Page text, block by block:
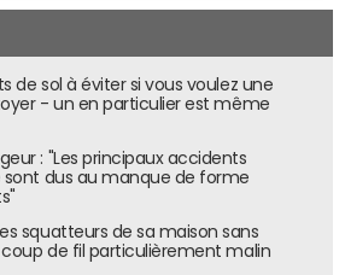
de sol à éviter si vous voulez une
- un en particulier est même
: "Les principaux accidents
sont dus au manque de forme
squatteurs de sa maison sans
de fil particulièrement malin